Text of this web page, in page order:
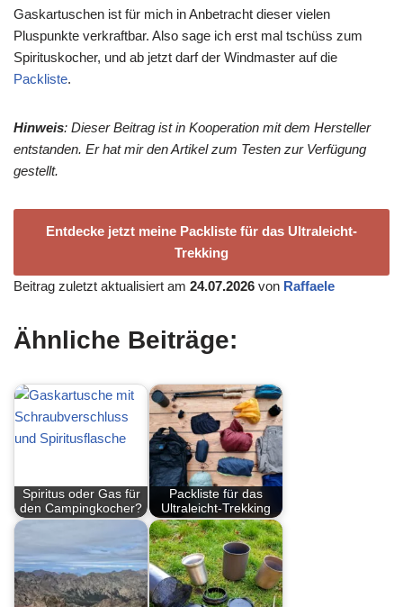
Gaskartuschen ist für mich in Anbetracht dieser vielen
Pluspunkte verkraftbar. Also sage ich erst mal tschüss zum
Spirituskocher, und ab jetzt darf der Windmaster auf die
Packliste.
Hinweis: Dieser Beitrag ist in Kooperation mit dem Hersteller
entstanden. Er hat mir den Artikel zum Testen zur Verfügung
gestellt.
Entdecke jetzt meine Packliste für das Ultraleicht-
Trekking
Beitrag zuletzt aktualisiert am 24.07.2026 von Raffaele
Ähnliche Beiträge:
Spiritus oder Gas für
den Campingkocher?
Packliste für das
Ultraleicht-Trekking